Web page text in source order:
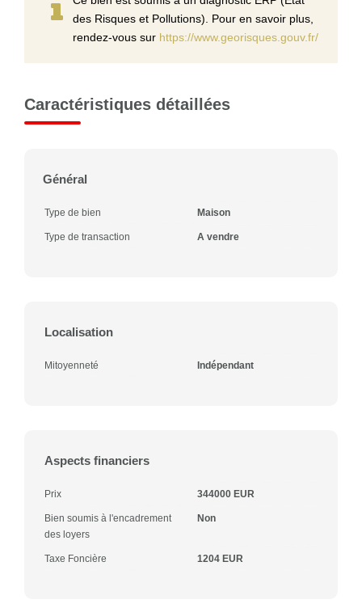
des Risques et Pollutions). Pour en savoir plus,
rendez-vous sur https://www.georisques.gouv.fr/
Caractéristiques détaillées
Général
Type de bien Maison
Type de transaction A vendre
Localisation
Mitoyenneté Indépendant
Aspects financiers
Prix 344000 EUR
Bien soumis à l'encadrement
des loyers
Non
Taxe Foncière 1204 EUR